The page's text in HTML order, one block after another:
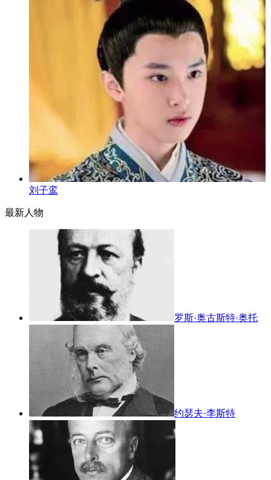
刘子鸾
最新人物
罗斯·奥古斯特·奥托
约瑟夫·李斯特